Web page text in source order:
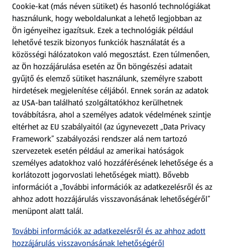
Kérdőív
Fizetési lehetőségek
ALDI utalványok
Árcsökkentés
Adattörlő alkalmazás
Szervizpont
(új oldalon nyílik meg)
Fedezz fel minket az interneten!
Töltsd le az ALDI Magyarország applikációt!
Cookie-kat (más néven sütiket) és hasonló technológiákat
használunk, hogy weboldalunkat a lehető legjobban az
Ön igényeihez igazítsuk. Ezek a technológiák például
lehetővé teszik bizonyos funkciók használatát és a
közösségi hálózatokon való megosztást. Ezen túlmenően,
az Ön hozzájárulása esetén az Ön böngészési adatait
gyűjtő és elemző sütiket használunk, személyre szabott
hirdetések megjelenítése céljából. Ennek során az adatok
az USA-ban található szolgáltatókhoz kerülhetnek
továbbításra, ahol a személyes adatok védelmének szintje
eltérhet az EU szabályaitól (az úgynevezett „Data Privacy
Framework” szabályozási rendszer alá nem tartozó
szervezetek esetén például az amerikai hatóságok
személyes adatokhoz való hozzáférésének lehetősége és a
korlátozott jogorvoslati lehetőségek miatt). Bővebb
információt a „További információk az adatkezelésről és az
ahhoz adott hozzájárulás visszavonásának lehetőségéről”
menüpont alatt talál.
További információk az adatkezelésről és az ahhoz adott
hozzájárulás visszavonásának lehetőségéről